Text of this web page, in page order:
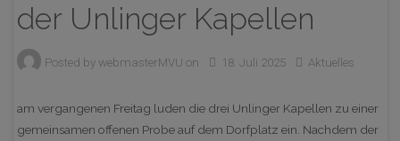
der Unlinger Kapellen
Posted by webmasterMVU on 18. Juli 2025 Aktuelles
am vergangenen Freitag luden die drei Unlinger Kapellen zu einer
gemeinsamen offenen Probe auf dem Dorfplatz ein. Nachdem der